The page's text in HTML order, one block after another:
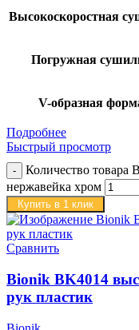
Высокоскоростная
Погружная
V-образная
Подробнее
Быстрый просмотр
Количество товара
нержавейка хром
Купить в 1 клик
Сравнить
Bionik BK4014
рук пластик